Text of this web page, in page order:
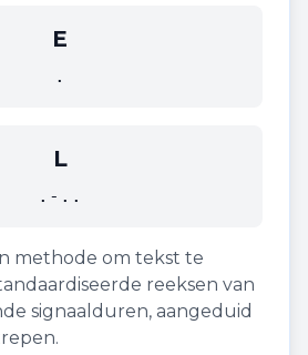
E
.
L
.-..
methode om tekst te
reeksen van
signaalduren, aangeduid